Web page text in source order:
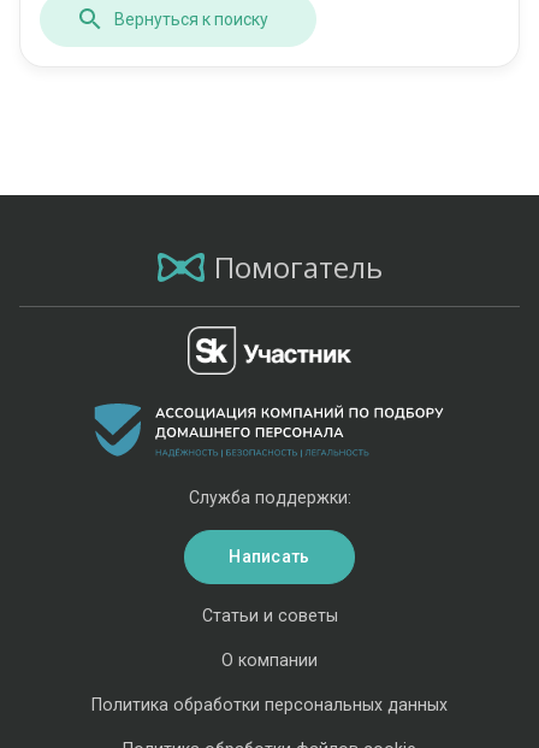
Вернуться к поиску
Помогатель
Статьи и советы
О компании
Политика обработки персональных данных
Служба поддержки:
Написать